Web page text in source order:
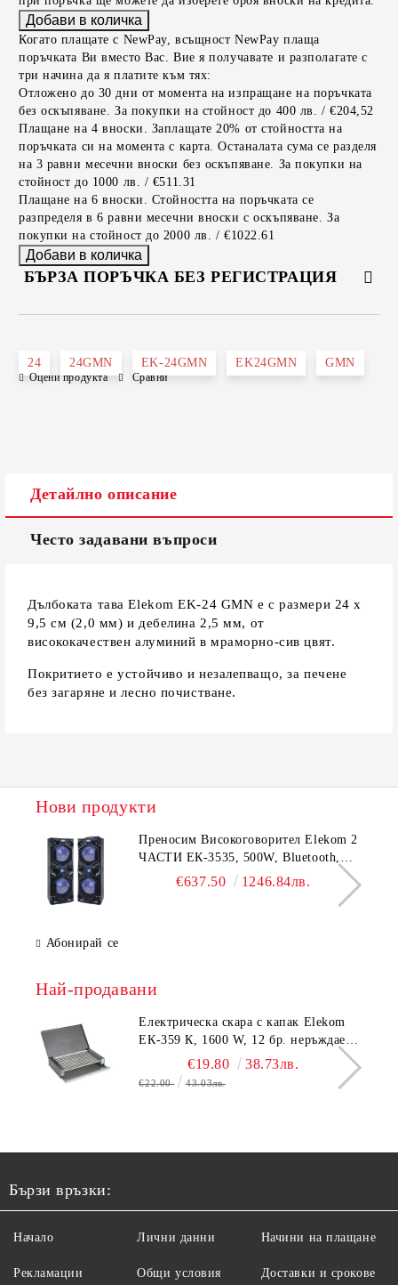
Когато плащате с NewPay, всъщност NewPay плаща
поръчката Ви вместо Вас. Вие я получавате и разполагате с
три начина да я платите към тях:
Отложено до 30 дни от момента на изпращане на поръчката
без оскъпяване. За покупки на стойност до 400 лв. / €204,52
Плащане на 4 вноски. Заплащате 20% от стойността на
поръчката си на момента с карта. Останалата сума се разделя
на 3 равни месечни вноски без оскъпяване. За покупки на
стойност до 1000 лв. / €511.31
Плащане на 6 вноски. Стойността на поръчката се
разпределя в 6 равни месечни вноски с оскъпяване. За
покупки на стойност до 2000 лв. / €1022.61
БЪРЗА ПОРЪЧКА БЕЗ РЕГИСТРАЦИЯ
24 24GMN EK-24GMN EK24GMN GMN
Оцени продукта Сравни
Детайлно описание
Често задавани въпроси
Дълбоката тава Elekom EK-24 GMN е с размери 24 х
9,5 см (2,0 мм) и дебелина 2,5 мм, от
висококачествен алуминий в мраморно-сив цвят.
Покритието е устойчиво и незалепващо, за печене
без загаряне и лесно почистване.
Нови продукти
Преносим Високоговорител Elekom 2
ЧАСТИ ЕК-3535, 500W, Bluetooth,
Bluetooth, USB, Караоке, 2
€637.50 1246.84лв.
Абонирай се
Най-продавани
Електрическа скара с капак Elekom
ЕК-359 К, 1600 W, 12 бр. неръждаеми
тръбни нагревятеля
€19.80 38.73лв.
€22.00 43.03лв.
Бързи връзки:
Начало
Рекламации
Лични данни
Общи условия
Начини на плащане
Доставки и срокове